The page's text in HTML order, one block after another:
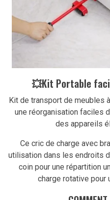
💥Kit Portable
Kit de transport de meubles
une réorganisation faciles
des appareils
Ce cric de charge avec
utilisation dans les endroits
coin pour une répartition
charge rotative pour